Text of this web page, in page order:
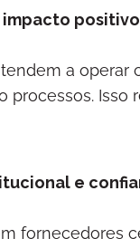
impacto
a operar
processos.
e
fornecedores